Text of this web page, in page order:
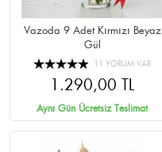
Vazoda 9 Adet Kırmızı Beyaz
Gül
11 YORUM VAR
1.290,00 TL
Aynı Gün Ücretsiz Teslimat